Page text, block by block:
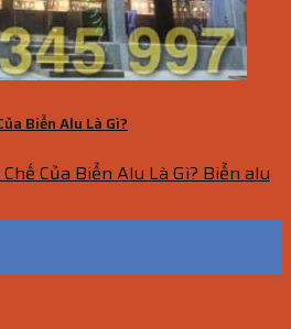
Biển Alu Là Gì?
Của Biển Alu Là Gì? Biển alu